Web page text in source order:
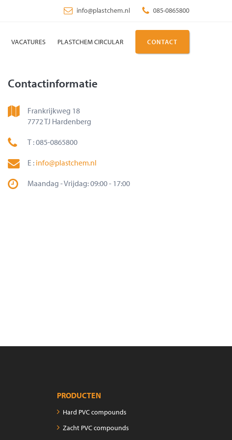
info@plastchem.nl 085-0865800
VACATURES PLASTCHEM CIRCULAR CONTACT
Contactinformatie
Frankrijkweg 18
7772 TJ Hardenberg
T : 085-0865800
E : info@plastchem.nl
Maandag - Vrijdag: 09:00 - 17:00
PRODUCTEN
Hard PVC compounds
Zacht PVC compounds